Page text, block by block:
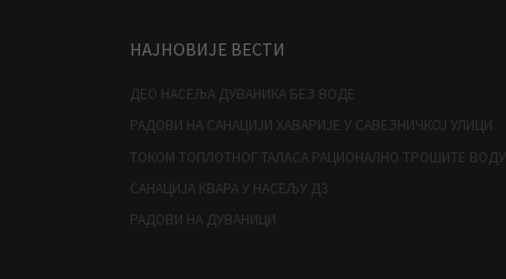
НАЈНОВИЈЕ ВЕСТИ
ДЕО НАСЕЉА ДУВАНИКА БЕЗ ВОДЕ
РАДОВИ НА САНАЦИЈИ ХАВАРИЈЕ У САВЕЗНИЧКОЈ УЛИЦИ
ТОКОМ ТОПЛОТНОГ ТАЛАСА РАЦИОНАЛНО ТРОШИТЕ ВОДУ
САНАЦИЈА КВАРА У НАСЕЉУ Д3
РАДОВИ НА ДУВАНИЦИ